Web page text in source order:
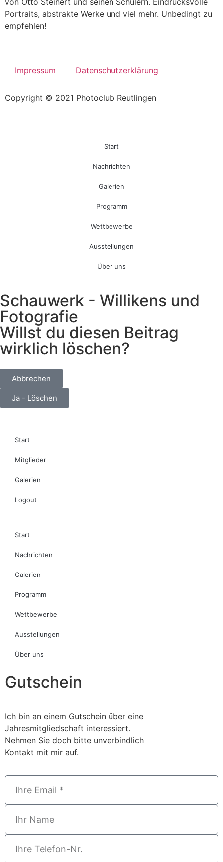
Portraits, abstrakte Werke und viel mehr. Unbedingt zu
empfehlen!
Impressum Datenschutzerklärung
Copyright © 2021 Photoclub Reutlingen
Start
Nachrichten
Galerien
Programm
Wettbewerbe
Ausstellungen
Über uns
Schauwerk - Willikens und
Fotografie
Willst du diesen Beitrag
wirklich löschen?
Abbrechen
Ja - Löschen
Start
Mitglieder
Galerien
Logout
Start
Nachrichten
Galerien
Programm
Wettbewerbe
Ausstellungen
Über uns
Gutschein
Ich bin an einem Gutschein über eine
Jahresmitgliedschaft interessiert.
Nehmen Sie doch bitte unverbindlich
Kontakt mit mir auf.